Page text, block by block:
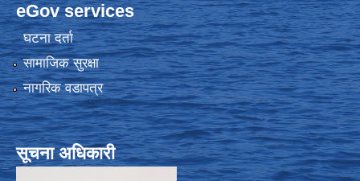
eGov services
घटना दर्ता
सामाजिक सुरक्षा
नागरिक वडापत्र
सूचना अधिकारी